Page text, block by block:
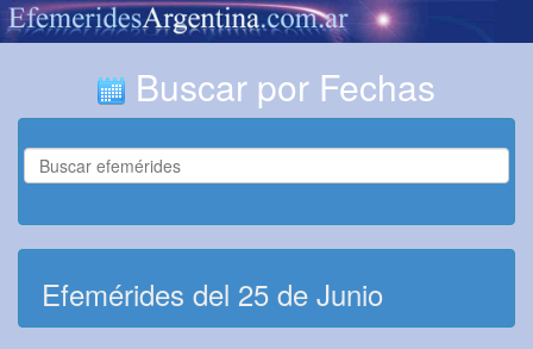
Buscar por Fechas
Efemérides del 25 de Junio